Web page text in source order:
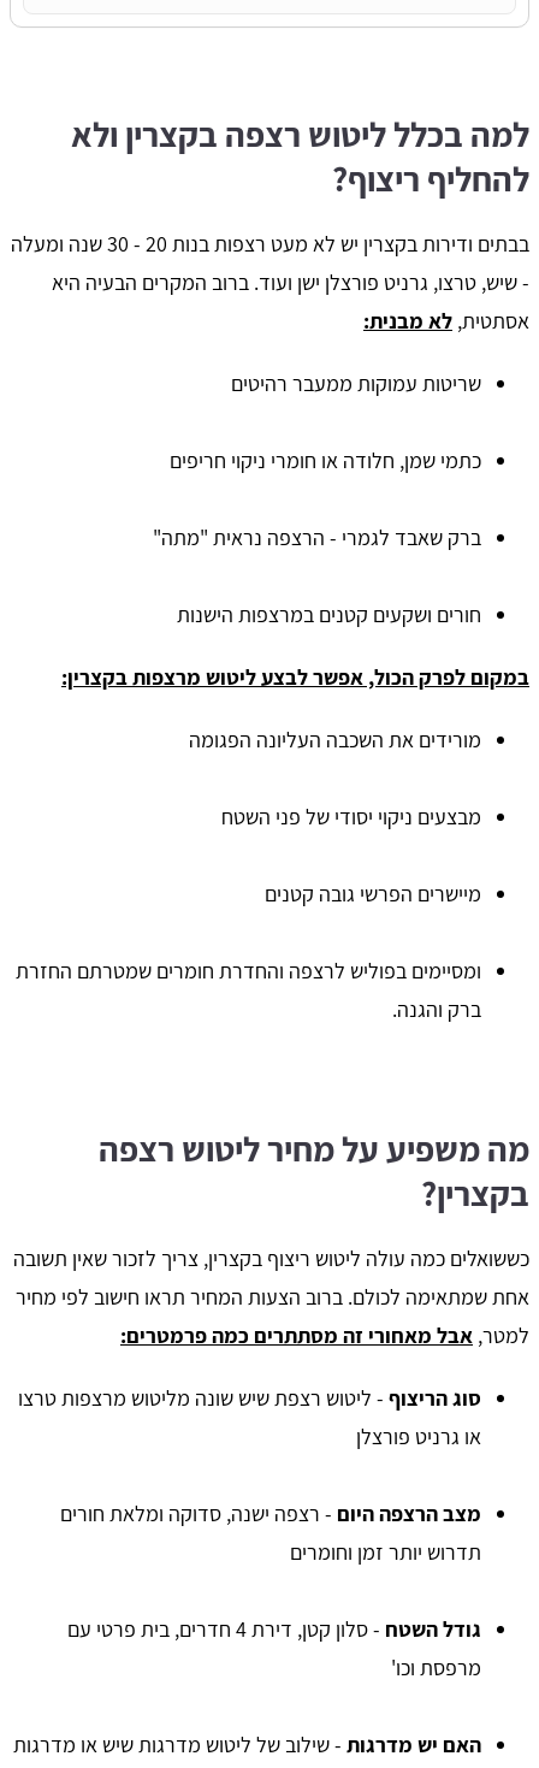
למה בכלל ליטוש רצפה בקצרין ולא
להחליף ריצוף?
בבתים ודירות בקצרין יש לא מעט רצפות בנות 20 - 30 שנה ומעלה
- שיש, טרצו, גרניט פורצלן ישן ועוד. ברוב המקרים הבעיה היא
אסתטית, לא מבנית:
שריטות עמוקות ממעבר רהיטים
כתמי שמן, חלודה או חומרי ניקוי חריפים
ברק שאבד לגמרי - הרצפה נראית "מתה"
חורים ושקעים קטנים במרצפות הישנות
במקום לפרק הכול, אפשר לבצע ליטוש מרצפות בקצרין:
מורידים את השכבה העליונה הפגומה
מבצעים ניקוי יסודי של פני השטח
מיישרים הפרשי גובה קטנים
ומסיימים בפוליש לרצפה והחדרת חומרים שמטרתם החזרת
ברק והגנה.
מה משפיע על מחיר ליטוש רצפה
בקצרין?
כששואלים כמה עולה ליטוש ריצוף בקצרין, צריך לזכור שאין תשובה
אחת שמתאימה לכולם. ברוב הצעות המחיר תראו חישוב לפי מחיר
למטר, אבל מאחורי זה מסתתרים כמה פרמטרים:
סוג הריצוף - ליטוש רצפת שיש שונה מליטוש מרצפות טרצו
או גרניט פורצלן
מצב הרצפה היום - רצפה ישנה, סדוקה ומלאת חורים
תדרוש יותר זמן וחומרים
גודל השטח
- סלון קטן, דירת 4 חדרים, בית פרטי עם
מרפסת וכו'
האם יש מדרגות - שילוב של ליטוש מדרגות שיש או מדרגות